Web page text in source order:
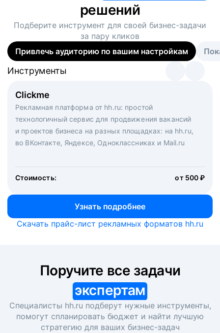
решений
Подберите инструмент для своей бизнес-задачи
за пару кликов
Привлечь аудиторию по вашим настройкам
Clickme
Рекламная платформа от hh.ru: простой
технологичный сервис для продвижения вакансий
и проектов бизнеса на разных площадках: на hh.ru,
во ВКонтакте, Яндексе, Одноклассниках и Mail.ru
Стоимость: от 500 ₽
Узнать подробнее
Инструменты
Вакансия дня
Рекламный формат для вакансий на главной странице
hh.ru. Увеличивает количество откликов
Инструменты
Массовый подбор под ключ. Решите, сколько
кандидатов и когда вам нужно, и за дело возьмутся
маркетологи, рекрутеры и проектные менеджеры
hh.ru с целым набором digital-инструментов
Инструменты
Скачать прайс-лист рекламных форматов hh.ru
экспертам
Специалисты hh.ru подберут нужные инструменты,
помогут спланировать бюджет и найти лучшую
стратегию для ваших бизнес-задач